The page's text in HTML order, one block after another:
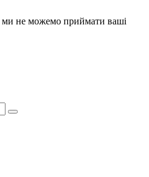
не можемо приймати ваші